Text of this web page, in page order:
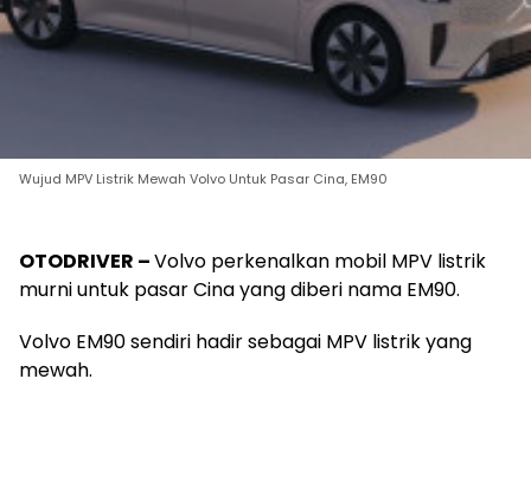
Wujud MPV Listrik Mewah Volvo Untuk Pasar Cina, EM90
OTODRIVER –Volvo perkenalkan mobil MPV listrik
murni untuk pasar Cina yang diberi nama EM90.
Volvo EM90 sendiri hadir sebagai MPV listrik yang
mewah.